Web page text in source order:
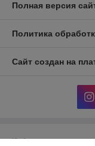
Полная версия
Политика
Сайт создан на
Информация для